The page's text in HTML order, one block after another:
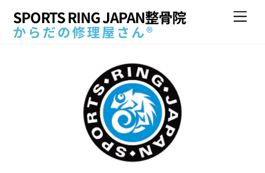
SPORTS RING JAPAN整骨院
からだの修理屋さん®